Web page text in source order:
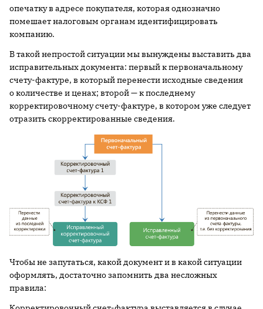
опечатку в адресе покупателя, которая однозначно
помешает налоговым органам идентифицировать
компанию.
В такой непростой ситуации мы вынуждены выставить два
исправительных документа: первый к первоначальному
счету-фактуре, в который перенести исходные сведения
о количестве и ценах; второй — к последнему
корректировочному счету-фактуре, в котором уже следует
отразить скорректированные сведения.
Чтобы не запутаться, какой документ и в какой ситуации
оформлять, достаточно запомнить два несложных
правила: